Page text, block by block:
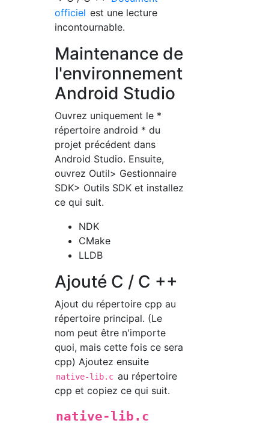
officiel est une lecture
incontournable.
Maintenance de
l'environnement
Android Studio
Ouvrez uniquement le *
répertoire android * du
projet précédent dans
Android Studio. Ensuite,
ouvrez Outil> Gestionnaire
SDK> Outils SDK et installez
ce qui suit.
NDK
CMake
LLDB
Ajouté C / C ++
Ajout du répertoire cpp au
répertoire principal. (Le
nom peut être n'importe
quoi, mais cette fois ce sera
cpp) Ajoutez ensuite
native-lib.c au répertoire
cpp et copiez ce qui suit.
native-lib.c